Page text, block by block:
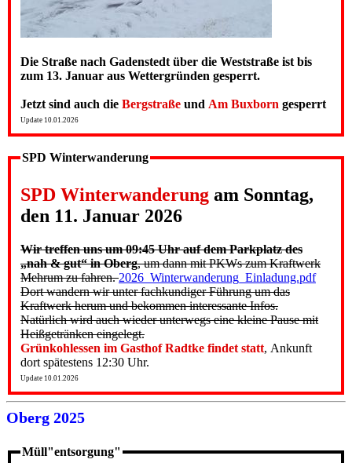
Die Straße nach Gadenstedt über die Weststraße ist bis
zum 13. Januar aus Wettergründen gesperrt.
Jetzt sind auch die Bergstraße und Am Buxborn gesperrt
Update 10.01.2026
SPD Winterwanderung
SPD Winterwanderung am Sonntag,
den 11. Januar 2026
Wir treffen uns um 09:45 Uhr auf dem Parkplatz des
„nah & gut“ in Oberg, um dann mit PKWs zum Kraftwerk
Mehrum zu fahren.2026_Winterwanderung_Einladung.pdf
Dort wandern wir unter fachkundiger Führung um das
Kraftwerk herum und bekommen interessante Infos.
Natürlich wird auch wieder unterwegs eine kleine Pause mit
Heißgetränken eingelegt.
Grünkohlessen im Gasthof Radtke findet statt, Ankunft
dort spätestens 12:30 Uhr.
Update 10.01.2026
Oberg 2025
Müll"entsorgung"